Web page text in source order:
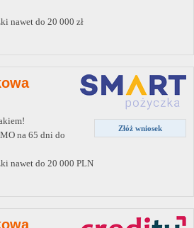
nawet do 20 000 zł
Złóż wniosek
na 65 dni do
nawet do 20 000 PLN